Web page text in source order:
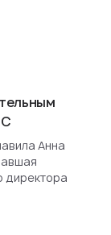
Анна
директора